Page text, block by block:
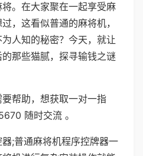
。在大家聚在一起享受麻
，这看似普通的麻将机，
人知的秘密？今天，就让
那些猫腻，探寻输钱之谜
帮助，想获取一对一指
随时交流 。
;普通麻将机程序控牌器一